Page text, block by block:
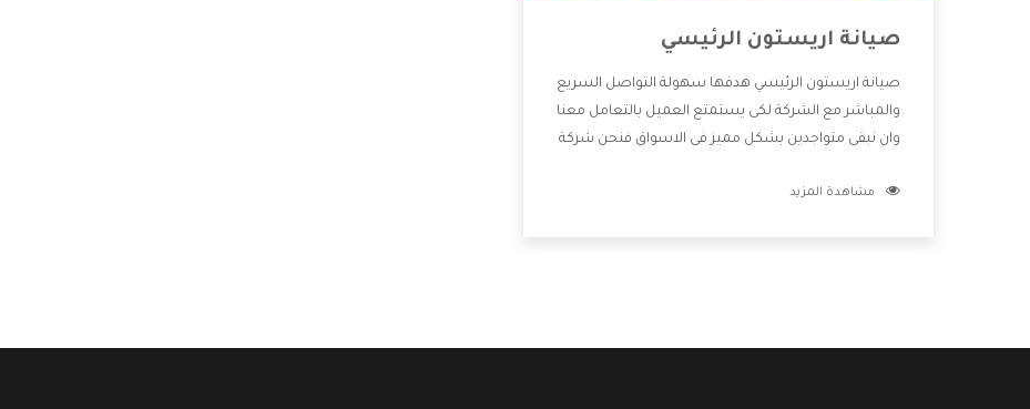
صيانة اريستون الرئيسي
صيانة اريستون الرئيسي هدفها سهولة التواصل السريع
والمباشر مع الشركة لكى يستمتع العميل بالتعامل معنا
وان نبقى متواجدين بشكل مميز فى الاسواق فنحن شركة
بالخدمات التى تنفرد الشركة بها والتى تكون منها خدمة
مشاهدة المزيد